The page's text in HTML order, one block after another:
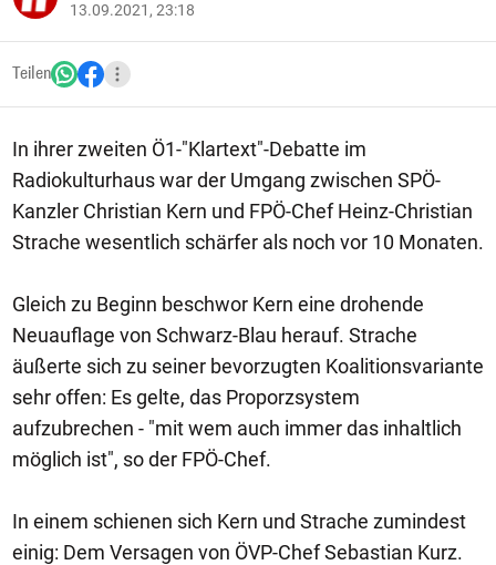
13.09.2021, 23:18
Teilen
In ihrer zweiten Ö1-"Klartext"-Debatte im
Radiokulturhaus war der Umgang zwischen SPÖ-
Kanzler Christian Kern und FPÖ-Chef Heinz-Christian
Strache wesentlich schärfer als noch vor 10 Monaten.
Gleich zu Beginn beschwor Kern eine drohende
Neuauflage von Schwarz-Blau herauf. Strache
äußerte sich zu seiner bevorzugten Koalitionsvariante
sehr offen: Es gelte, das Proporzsystem
aufzubrechen - "mit wem auch immer das inhaltlich
möglich ist", so der FPÖ-Chef.
In einem schienen sich Kern und Strache zumindest
einig: Dem Versagen von ÖVP-Chef Sebastian Kurz.